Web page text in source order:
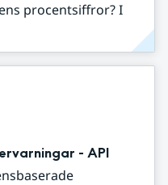
procentsiffror? I
- API